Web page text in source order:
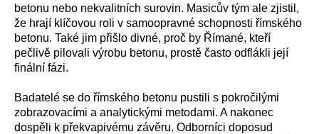
betonu nebo nekvalitních surovin. Masicův tým ale zjistil,
že hrají klíčovou roli v samoopravné schopnosti římského
betonu. Také jim přišlo divné, proč by Římané, kteří
pečlivě pilovali výrobu betonu, prostě často odflákli její
finální fázi.
Badatelé se do římského betonu pustili s pokročilými
zobrazovacími a analytickými metodami. A nakonec
dospěli k překvapivému závěru. Odborníci doposud